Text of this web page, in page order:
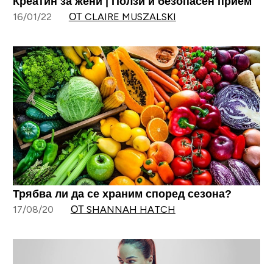
16/01/22 ОТ CLAIRE MUSZALSKI
Трябва ли да се храним според сезона?
17/08/20 ОТ SHANNAH HATCH